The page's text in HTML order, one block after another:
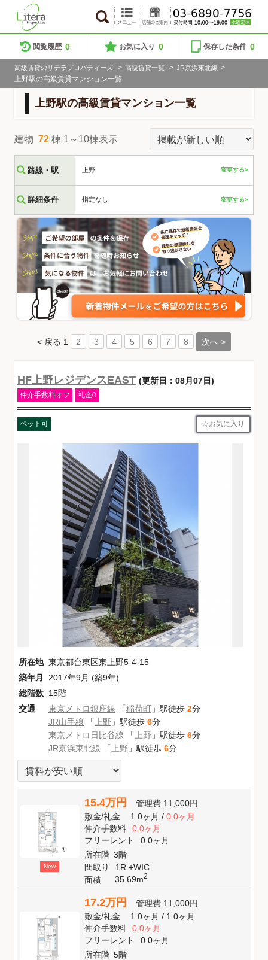
閲覧履歴 0 お気に入り 0 保存した条件 0
高級賃貸のリテラプロパティーズ > 高級賃貸一覧 > JR京浜東北線 >
上野駅の高級賃貸マンション一覧
上野駅の高級賃貸マンション一覧
建物 72 棟 1～10棟表示
路線・駅 上野 変更する>
詳細条件 指定なし 変更する>
< 戻る 1 2 3 4 5 6 7 8 次へ >
HF上野レジデンスEAST (更新日：08月07日)
仲介手数料オフ 礼金0
ペット可 お気に入り
所在地 東京都台東区東上野5-4-15
築年月
2017年9月 (築9年)
総階数 15階
交通
東京メトロ銀座線 「稲荷町 」駅徒歩 2分
JR山手線 「 上野 」駅徒歩 6分
東京メトロ日比谷線 「 上野 」駅徒歩 6分
JR京浜東北線 「 上野 」駅徒歩 6分
New
15.4万円 管理費 11,000円
敷金/礼金 1.0ヶ月/ 0.0ヶ月
仲介手数料
0.0ヶ月
フリーレント
0.0ヶ月
所在階 3階
間取り
1R +WIC
面積
35.69m2
17.2万円 管理費 11,000円
敷金/礼金 1.0ヶ月/ 1.0ヶ月
仲介手数料
0.0ヶ月
フリーレント
0.0ヶ月
所在階 5階